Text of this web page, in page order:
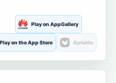
Play on AppGallery
Play on the App Store Aptoide